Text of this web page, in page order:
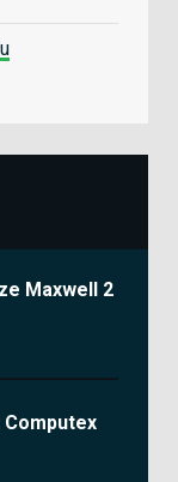
Maxwell 2